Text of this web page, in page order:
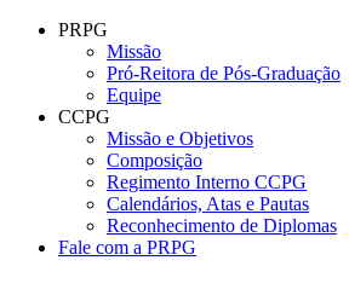
Conteúdo principal
PRPG
Missão
Pró-Reitora de Pós-Graduação
Equipe
CCPG
Missão e Objetivos
Composição
Regimento Interno CCPG
Calendários, Atas e Pautas
Reconhecimento de Diplomas
Fale com a PRPG